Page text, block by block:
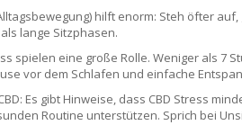
hilft enorm: Steh öfter
lange Sitzphasen.
spielen eine große Rolle. Weniger als 7
vor dem Schlafen und einfache
Es gibt Hinweise, dass CBD Stress
Routine unterstützen. Sprich bei